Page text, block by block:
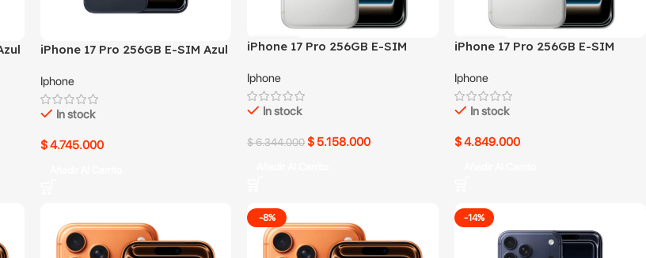
iPhone 17 Pro 256GB E-SIM Azul
Iphone
In stock
$4.745.000
iPhone 17 Pro 256GB E-SIM
Iphone
In stock
$6.344.000 $ 5.158.000
iPhone 17 Pro 256GB E-SIM
Iphone
In stock
$4.849.000
-8% -14%